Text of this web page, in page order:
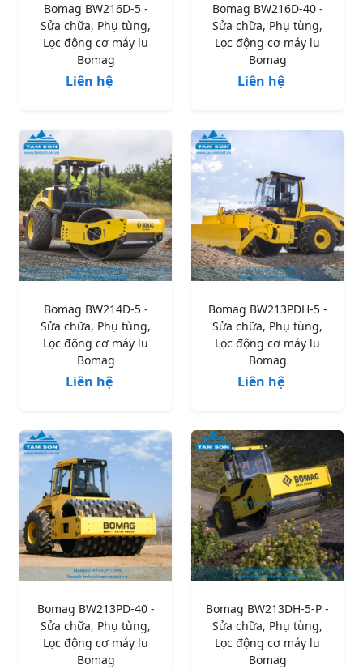
Bomag BW216D-5 -
Sửa chữa, Phụ tùng,
Lọc động cơ máy lu
Bomag
Liên hệ
Bomag BW216D-40 -
Sửa chữa, Phụ tùng,
Lọc động cơ máy lu
Bomag
Liên hệ
Bomag BW214D-5 -
Sửa chữa, Phụ tùng,
Lọc động cơ máy lu
Bomag
Liên hệ
Bomag BW213PDH-5 -
Sửa chữa, Phụ tùng,
Lọc động cơ máy lu
Bomag
Liên hệ
Bomag BW213PD-40 -
Sửa chữa, Phụ tùng,
Lọc động cơ máy lu
Bomag
Bomag BW213DH-5-P -
Sửa chữa, Phụ tùng,
Lọc động cơ máy lu
Bomag